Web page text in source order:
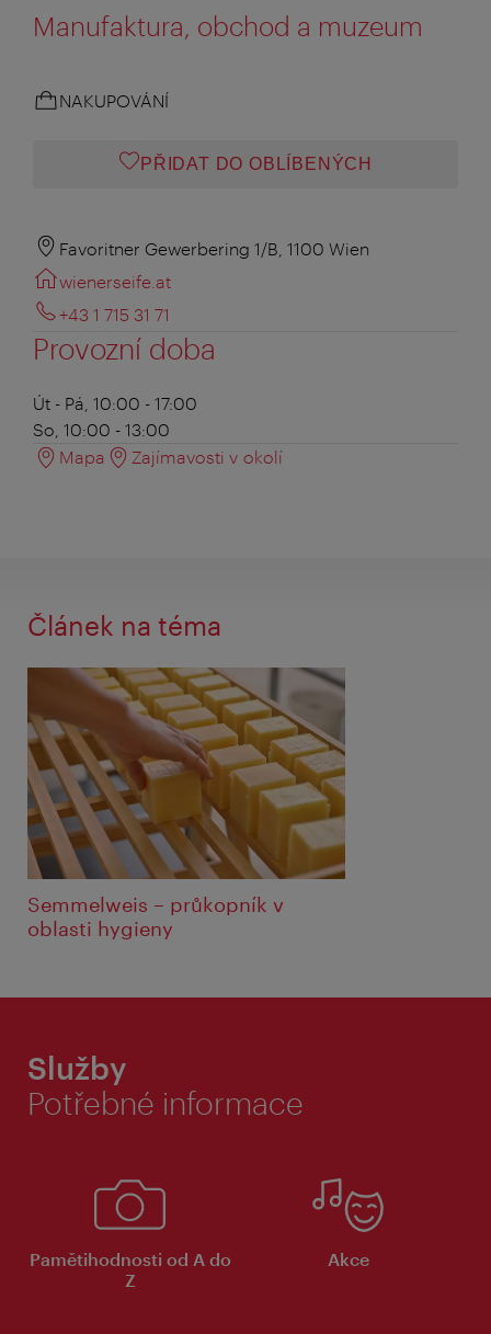
Manufaktura, obchod a muzeum
NAKUPOVÁNÍ
PŘIDAT DO OBLÍBENÝCH
Favoritner Gewerbering 1/B, 1100 Wien
wienerseife.at
+43 1 715 31 71
Provozní doba
Út - Pá, 10:00 - 17:00
So, 10:00 - 13:00
Mapa
Zajímavosti v okolí
Článek na téma
Semmelweis – průkopník v
oblasti hygieny
Služby
Potřebné informace
Pamětihodnosti od A do
Z
Akce